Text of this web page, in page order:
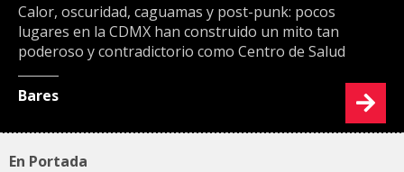
Calor, oscuridad, caguamas y post-punk: pocos
lugares en la CDMX han construido un mito tan
poderoso y contradictorio como Centro de Salud
Bares
En Portada